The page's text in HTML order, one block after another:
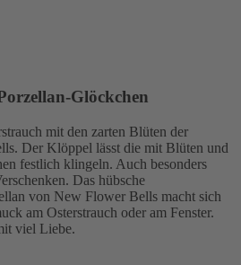
Glöckchen
mit den zarten Blüten der
Der Klöppel lässt die mit Blüten und
festlich klingeln. Auch besonders
Das hübsche
von New Flower Bells macht sich
am Osterstrauch oder am Fenster.
viel Liebe.